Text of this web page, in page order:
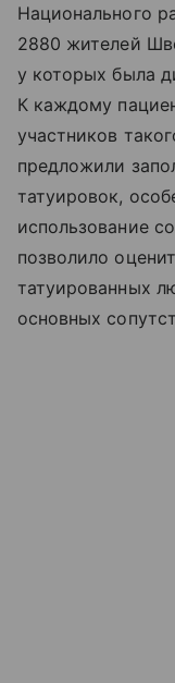
Национального
2880 жителей
у которых была
К каждому
участников
предложили
татуировок,
использование
позволило
татуированных
основных